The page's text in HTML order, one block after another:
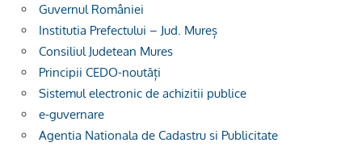
Guvernul României
Institutia Prefectului – Jud. Mureș
Consiliul Judetean Mures
Principii CEDO-noutăți
Sistemul electronic de achizitii publice
e-guvernare
Agentia Nationala de Cadastru si Publicitate